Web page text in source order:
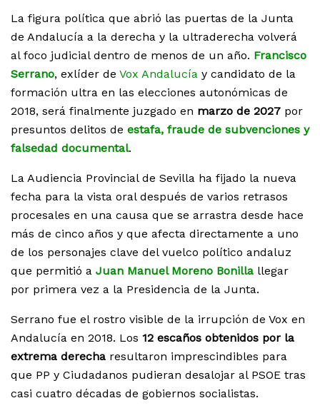
La figura política que abrió las puertas de la Junta
de Andalucía a la derecha y la ultraderecha volverá
al foco judicial dentro de menos de un año. Francisco
Serrano, exlíder de Vox Andalucía y candidato de la
formación ultra en las elecciones autonómicas de
2018, será finalmente juzgado en marzo de 2027 por
presuntos delitos de estafa, fraude de subvenciones y
falsedad documental.
La Audiencia Provincial de Sevilla ha fijado la nueva
fecha para la vista oral después de varios retrasos
procesales en una causa que se arrastra desde hace
más de cinco años y que afecta directamente a uno
de los personajes clave del vuelco político andaluz
que permitió a Juan Manuel Moreno Bonilla llegar
por primera vez a la Presidencia de la Junta.
Serrano fue el rostro visible de la irrupción de Vox en
Andalucía en 2018. Los 12 escaños obtenidos por la
extrema derecha resultaron imprescindibles para
que PP y Ciudadanos pudieran desalojar al PSOE tras
casi cuatro décadas de gobiernos socialistas.